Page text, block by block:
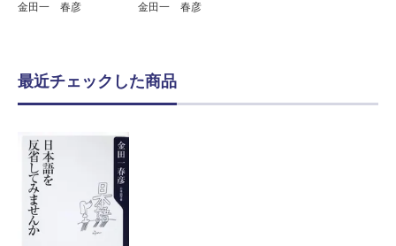
金田一 春彦
金田一 春彦
最近チェックした商品